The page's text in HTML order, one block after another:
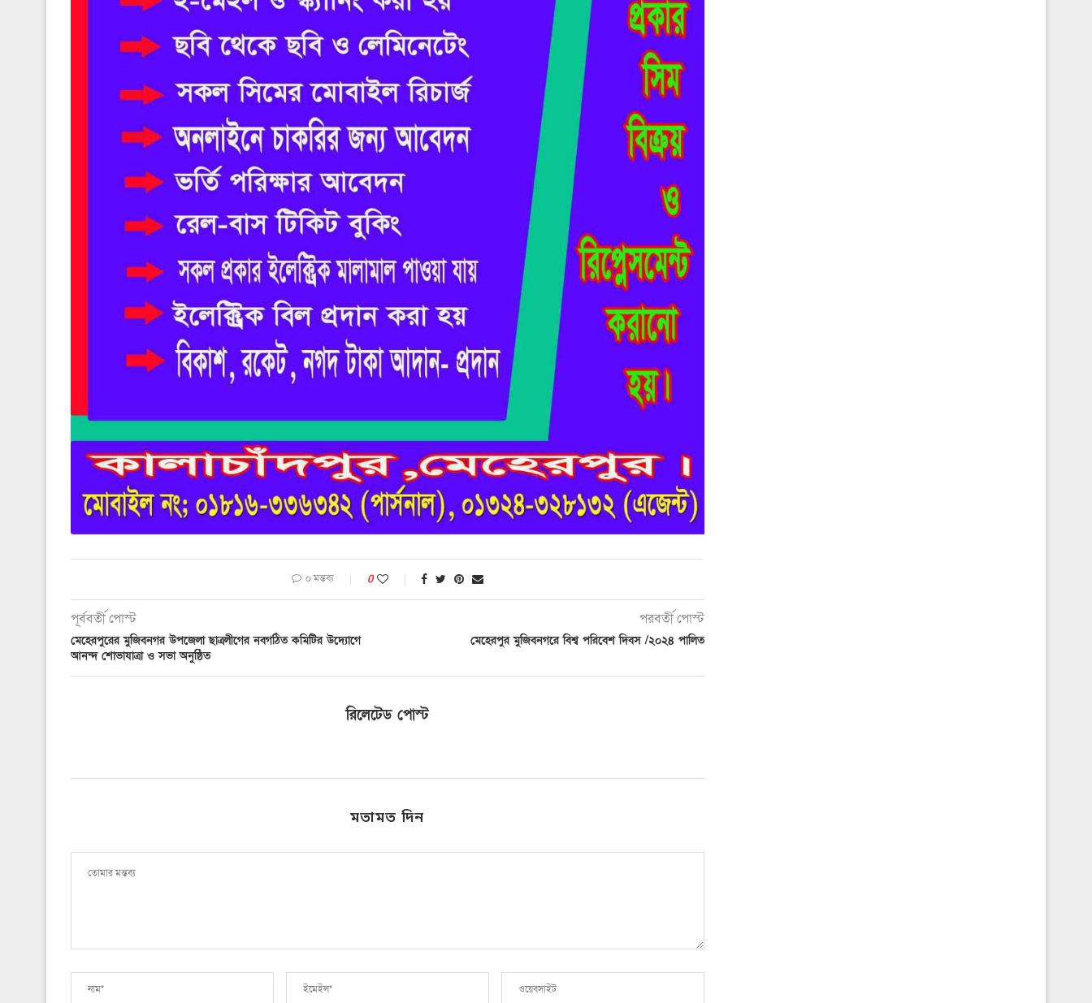
০ মন্তব্য 0
পূর্ববর্তী পোস্ট
মেহেরপুরের মুজিবনগর উপজেলা ছাত্রলীগের নবগঠিত কমিটির উদ্যোগে
আনন্দ শোভাযাত্রা ও সভা অনুষ্ঠিত
পরবর্তী পোস্ট
মেহেরপুর মুজিবনগরে বিশ্ব পরিবেশ দিবস /২০২৪ পালিত
রিলেটেড পোস্ট
মতামত দিন